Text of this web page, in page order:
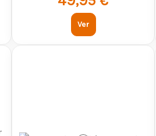
Ver